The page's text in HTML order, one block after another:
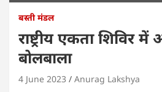
बस्ती मंडल
राष्ट्रीय एकता शिविर
बोलबाला
4 June 2023 Anurag Lakshya